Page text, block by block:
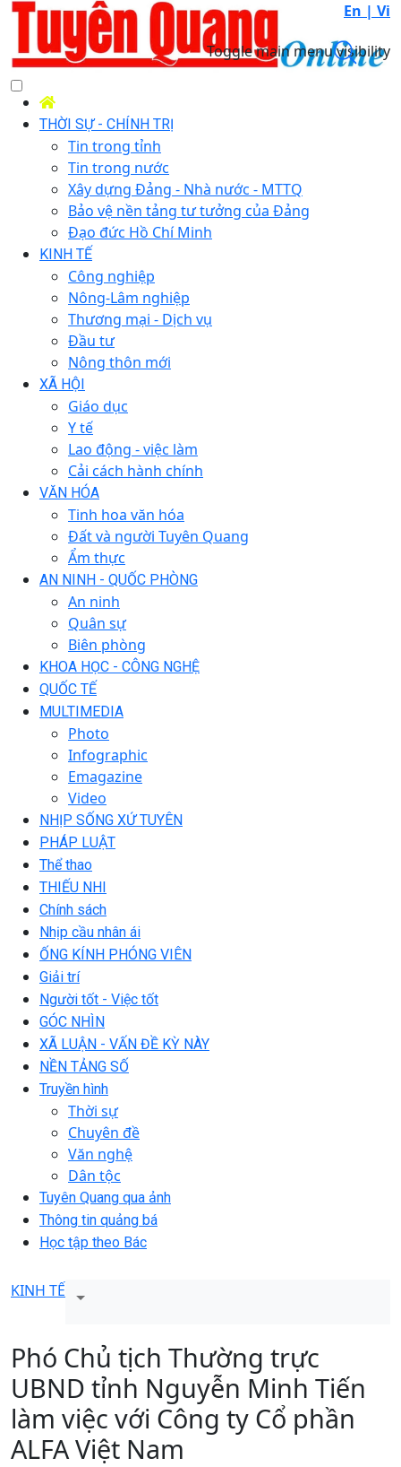
En | Vi
Toggle main menu visibility
THỜI SỰ - CHÍNH TRỊ
Tin trong tỉnh
Tin trong nước
Xây dựng Đảng - Nhà nước - MTTQ
Bảo vệ nền tảng tư tưởng của Đảng
Đạo đức Hồ Chí Minh
KINH TẾ
Công nghiệp
Nông-Lâm nghiệp
Thương mại - Dịch vụ
Đầu tư
Nông thôn mới
XÃ HỘI
Giáo dục
Y tế
Lao động - việc làm
Cải cách hành chính
VĂN HÓA
Tinh hoa văn hóa
Đất và người Tuyên Quang
Ẩm thực
AN NINH - QUỐC PHÒNG
An ninh
Quân sự
Biên phòng
KHOA HỌC - CÔNG NGHỆ
QUỐC TẾ
MULTIMEDIA
Photo
Infographic
Emagazine
Video
NHỊP SỐNG XỨ TUYÊN
PHÁP LUẬT
Thể thao
THIẾU NHI
Chính sách
Nhịp cầu nhân ái
ỐNG KÍNH PHÓNG VIÊN
Giải trí
Người tốt - Việc tốt
GÓC NHÌN
XÃ LUẬN - VẤN ĐỀ KỲ NÀY
NỀN TẢNG SỐ
Truyền hình
Thời sự
Chuyên đề
Văn nghệ
Dân tộc
Tuyên Quang qua ảnh
Thông tin quảng bá
Học tập theo Bác
KINH TẾ
Phó Chủ tịch Thường trực
UBND tỉnh Nguyễn Minh Tiến
làm việc với Công ty Cổ phần
ALFA Việt Nam